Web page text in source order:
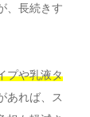
、長続きす
プや乳液タ
あれば、ス